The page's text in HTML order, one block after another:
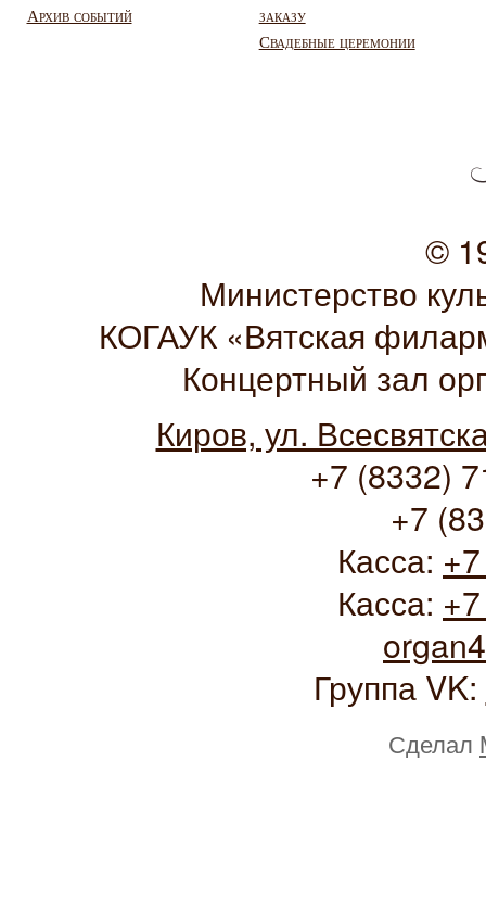
Архив событий
заказу
Свадебные церемонии
©
Министерство
КОГАУК «Вятская
Концертный зал
Киров, ул.
+7 (8332)
+7
Касса:
Касса:
Группа VK:
Сделал